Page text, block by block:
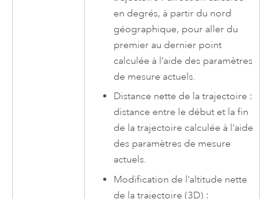
en degrés, à partir du nord
géographique, pour aller du
premier au dernier point
calculée à l’aide des paramètres
de mesure actuels.
Distance nette de la trajectoire :
distance entre le début et la fin
de la trajectoire calculée à l’aide
des paramètres de mesure
actuels.
Modification de l’altitude nette
de la trajectoire (3D) :